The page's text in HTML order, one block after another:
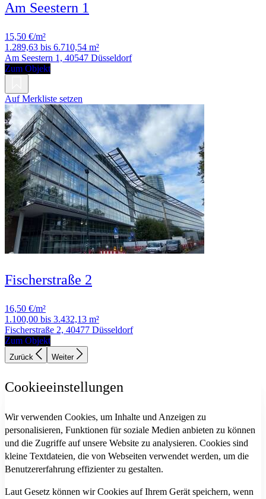
Am Seestern 1
15,50 €/m²
1.289,63 bis 6.710,54 m²
Am Seestern 1, 40547 Düsseldorf
Zum Objekt
Auf Merkliste setzen
Fischerstraße 2
16,50 €/m²
1.100,00 bis 3.432,13 m²
Fischerstraße 2, 40477 Düsseldorf
Zum Objekt
Zurück Weiter
Cookieeinstellungen
Wir verwenden Cookies, um Inhalte und Anzeigen zu
personalisieren, Funktionen für soziale Medien anbieten zu können
und die Zugriffe auf unsere Website zu analysieren. Cookies sind
kleine Textdateien, die von Webseiten verwendet werden, um die
Benutzererfahrung effizienter zu gestalten.
Laut Gesetz können wir Cookies auf Ihrem Gerät speichern, wenn